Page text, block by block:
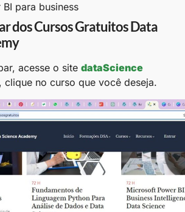
para business
dos Cursos Gratuitos Data
acesse o site dataScience
clique no curso que você deseja.